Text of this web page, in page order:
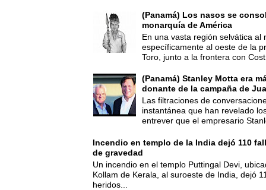
(Panamá) Los nasos se
monarquía de América
En una vasta región selvática al
específicamente al oeste de la
Toro, junto a la frontera con
(Panamá) Stanley Motta era
donante de la campaña de
Las filtraciones de
instantánea que han revelado
entrever que el empresario
Incendio en templo de la India dejó 110
de gravedad
Un incendio en el templo Puttingal Devi,
Kollam de Kerala, al suroeste de India, dejó
heridos...